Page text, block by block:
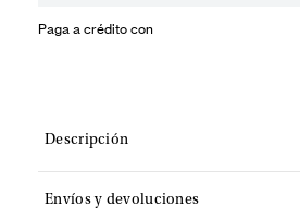
Paga a crédito con
Descripción
Envíos y devoluciones